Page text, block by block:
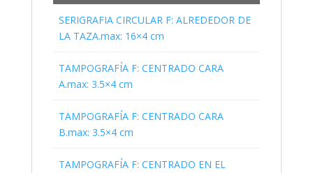
SERIGRAFIA CIRCULAR F: ALREDEDOR DE
LA TAZA.max: 16×4 cm
TAMPOGRAFÍA F: CENTRADO CARA
A.max: 3.5×4 cm
TAMPOGRAFÍA F: CENTRADO CARA
B.max: 3.5×4 cm
TAMPOGRAFÍA F: CENTRADO EN EL